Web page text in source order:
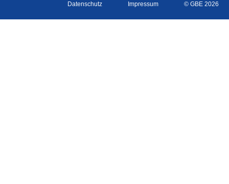
Datenschutz Impressum © GBE 2026